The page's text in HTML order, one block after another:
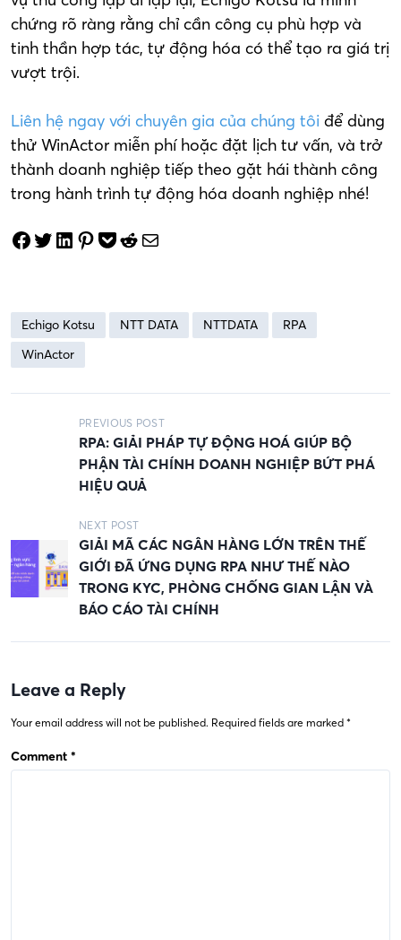
chứng rõ ràng rằng chỉ cần công cụ phù hợp và
tinh thần hợp tác, tự động hóa có thể tạo ra giá trị
vượt trội.
Liên hệ ngay với chuyên gia của chúng tôi để dùng
thử WinActor miễn phí hoặc đặt lịch tư vấn, và trở
thành doanh nghiệp tiếp theo gặt hái thành công
trong hành trình tự động hóa doanh nghiệp nhé!
Share on Facebook Tweet on Twitter Share on LinkedIn Pin on Pinterest Save to pocket Share on Reddit Share via Email
Echigo Kotsu NTT DATA NTTDATA
RPA
WinActor
n
a
v
g
t
i
o
n
PREVIOUS POST
RPA: GIẢI PHÁP TỰ ĐỘNG HOÁ GIÚP BỘ
PHẬN TÀI CHÍNH DOANH NGHIỆP BỨT PHÁ
HIỆU QUẢ
NEXT POST
GIẢI MÃ CÁC NGÂN HÀNG LỚN TRÊN THẾ
GIỚI ĐÃ ỨNG DỤNG RPA NHƯ THẾ NÀO
TRONG KYC, PHÒNG CHỐNG GIAN LẬN VÀ
BÁO CÁO TÀI CHÍNH
Leave a Reply
Your email address will not be published. Required fields are marked *
Comment *